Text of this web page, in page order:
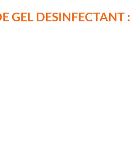
GEL DESINFECTANT :